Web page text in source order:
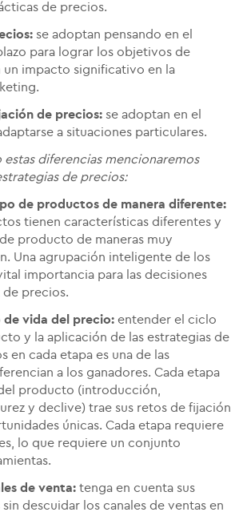
de precios.
se adoptan pensando en el
para lograr los objetivos de
un impacto significativo en la
de precios: se adoptan en el
a situaciones particulares.
estas diferencias mencionaremos
de precios:
de productos de manera diferente:
tienen características diferentes y
producto de maneras muy
Una agrupación inteligente de los
importancia para las decisiones
de precios.
de vida del precio: entender el ciclo
y la aplicación de las estrategias de
en cada etapa es una de las
a los ganadores. Cada etapa
producto (introducción,
y declive) trae sus retos de fijación
únicas. Cada etapa requiere
lo que requiere un conjunto
de venta: tenga en cuenta sus
descuidar los canales de ventas en